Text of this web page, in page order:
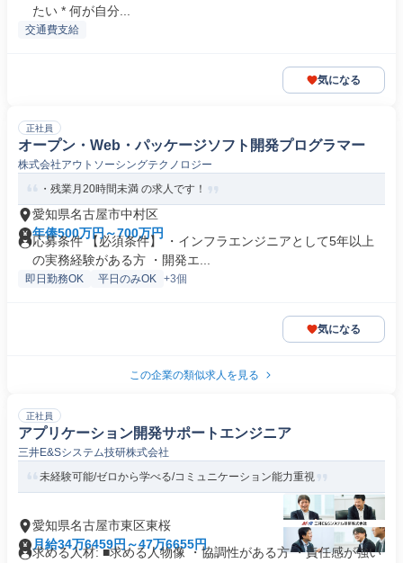
たい * 何が自分...
交通費支給
気になる
正社員
オープン・Web・パッケージソフト開発プログラマー
株式会社アウトソーシングテクノロジー
・残業月20時間未満 の求人です！
愛知県名古屋市中村区
年俸500万円～700万円
応募条件 【必須条件】 ・インフラエンジニアとして5年以上
の実務経験がある方 ・開発エ...
即日勤務OK 平日のみOK +3個
気になる
この企業の類似求人を見る
正社員
アプリケーション開発サポートエンジニア
三井E&Sシステム技研株式会社
未経験可能/ゼロから学べる/コミュニケーション能力重視
愛知県名古屋市東区東桜
月給34万6459円～47万6655円
求める人材: ■求める人物像 ・協調性がある方 ・責任感が強い